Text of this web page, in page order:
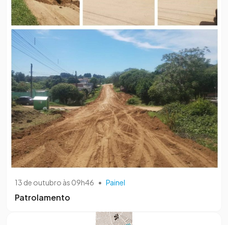
13 de outubro às 09h46 • Painel
Patrolamento